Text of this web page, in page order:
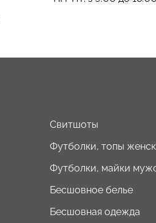
Свитшоты
Футболки, топы
Футболки, майки
Бесшовное белье
Бесшовная одежда